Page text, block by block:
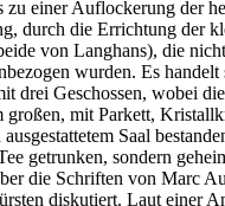
zu einer Auflockerung der
durch die Errichtung der
von Langhans), die
wurden. Es
drei Geschossen, wobei
großen, mit Parkett,
Saal
getrunken, sondern
die Schriften von Marc
diskutiert. Laut einer